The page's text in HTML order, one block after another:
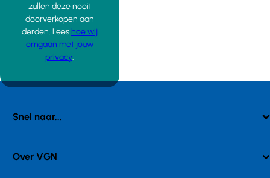
zullen deze nooit
doorverkopen aan
derden. Lees hoe wij
omgaan met jouw
privacy.
Snel naar...
Over VGN